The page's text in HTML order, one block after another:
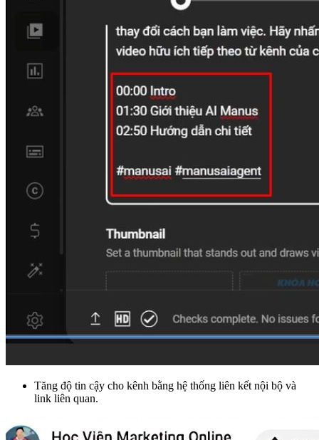
Tăng độ tin cậy cho kênh bằng hệ thống liên kết nội bộ và
link liên quan.